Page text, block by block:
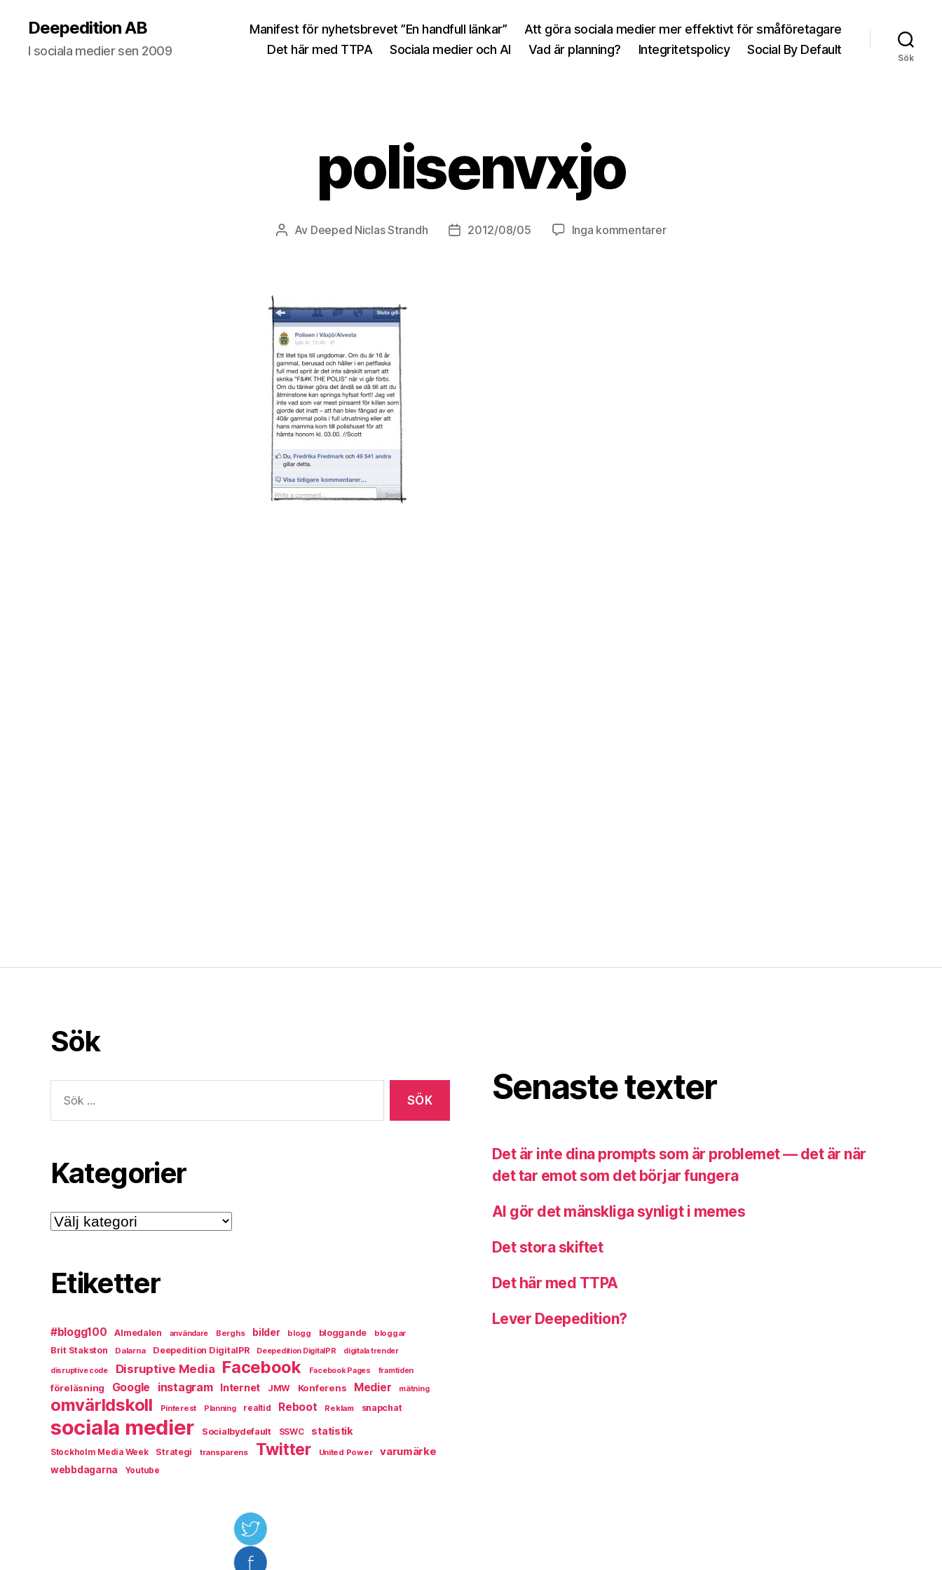
Deepedition AB
I sociala medier sen 2009
Manifest för nyhetsbrevet ”En handfull länkar”
Att göra sociala medier mer effektivt för småföretagare
Det här med TTPA
Sociala medier och AI Vad är planning? Integritetspolicy Social By Default
Sök
polisenvxjo
Inläggsförfattare
Av Deeped Niclas Strandh Inläggsdatum
2012/08/05 Inga kommentarer
Sök
efter:
Kategorier
Kategorier
Etiketter
#blogg100 Almedalen användare Berghs bilder blogg bloggande bloggar
Brit Stakston Dalarna Deepedition DigitalPR Deepedition DigitalPR digitala trender
disruptive code Disruptive Media Facebook Facebook Pages framtiden
föreläsning Google instagram Internet JMW Konferens Medier mätning
omvärldskoll Pinterest Planning realtid Reboot Reklam snapchat
sociala medier Socialbydefault SSWC statistik
Stockholm Media Week Strategi transparens Twitter United Power varumärke
webbdagarna Youtube
Senaste texter
Det är inte dina prompts som är problemet — det är när
det tar emot som det börjar fungera
AI gör det mänskliga synligt i memes
Det stora skiftet
Det här med TTPA
Lever Deepedition?